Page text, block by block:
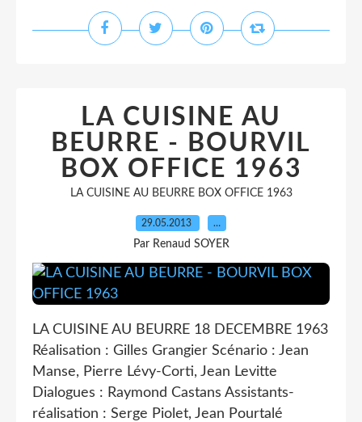
LA CUISINE AU
BEURRE - BOURVIL
BOX OFFICE 1963
LA CUISINE AU BEURRE BOX OFFICE 1963
29.05.2013 …
Par Renaud SOYER
LA CUISINE AU BEURRE 18 DECEMBRE 1963
Réalisation : Gilles Grangier Scénario : Jean
Manse, Pierre Lévy-Corti, Jean Levitte
Dialogues : Raymond Castans Assistants-
réalisation : Serge Piolet, Jean Pourtalé